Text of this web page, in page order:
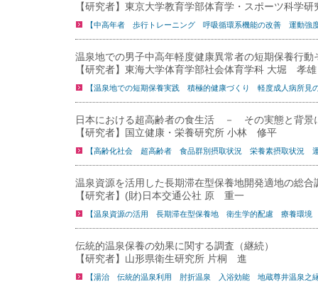
【研究者】東京大学教育学部体育学・スポーツ科学
【中高年者 歩行トレーニング 呼吸循環系機能の改善 運動強
温泉地での男子中高年軽度健康異常者の短期保養行
【研究者】東海大学体育学部社会体育学科 大堀 孝雄
【温泉地での短期保養実践 積極的健康づくり 軽度成人病所
日本における超高齢者の食生活 － その実態と背
【研究者】国立健康・栄養研究所 小林 修平
【高齢化社会 超高齢者 食品群別摂取状況 栄養素摂取状況
温泉資源を活用した長期滞在型保養地開発適地の総合
【研究者】(財)日本交通公社 原 重一
【温泉資源の活用 長期滞在型保養地 衛生学的配慮 療養環境
伝統的温泉保養の効果に関する調査（継続）
【研究者】山形県衛生研究所 片桐 進
【湯治 伝統的温泉利用 肘折温泉 入浴効能 地蔵尊井温泉之